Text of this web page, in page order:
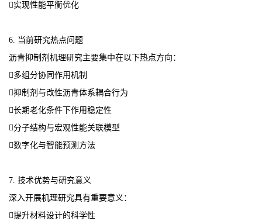
实现性能平衡优化
6. 当前研究热点问题
沥青抑制剂机理研究主要集中在以下热点方向：
多组分协同作用机制
抑制剂与改性沥青体系耦合行为
长期老化条件下作用稳定性
分子结构与宏观性能关联模型
数字化与智能预测方法
7. 技术优势与研究意义
深入开展机理研究具有重要意义：
提升材料设计的科学性